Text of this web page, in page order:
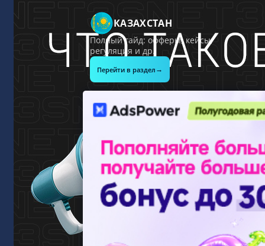
КАЗАХСТАН
Полный гайд: офферы, кейсы,
регуляция и др.
Перейти в раздел →